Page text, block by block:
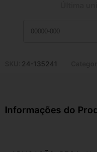
24-135241
Informações do